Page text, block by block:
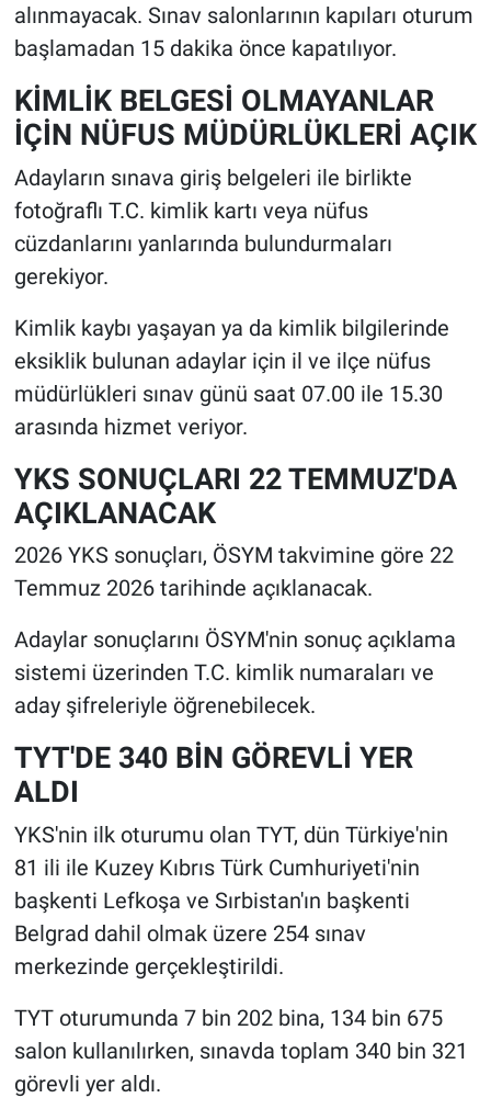
alınmayacak. Sınav salonlarının kapıları oturum
başlamadan 15 dakika önce kapatılıyor.
KİMLİK BELGESİ OLMAYANLAR
İÇİN NÜFUS MÜDÜRLÜKLERİ AÇIK
Adayların sınava giriş belgeleri ile birlikte
fotoğraflı T.C. kimlik kartı veya nüfus
cüzdanlarını yanlarında bulundurmaları
gerekiyor.
Kimlik kaybı yaşayan ya da kimlik bilgilerinde
eksiklik bulunan adaylar için il ve ilçe nüfus
müdürlükleri sınav günü saat 07.00 ile 15.30
arasında hizmet veriyor.
YKS SONUÇLARI 22 TEMMUZ'DA
AÇIKLANACAK
2026 YKS sonuçları, ÖSYM takvimine göre 22
Temmuz 2026 tarihinde açıklanacak.
Adaylar sonuçlarını ÖSYM'nin sonuç açıklama
sistemi üzerinden T.C. kimlik numaraları ve
aday şifreleriyle öğrenebilecek.
TYT'DE 340 BİN GÖREVLİ YER
ALDI
YKS'nin ilk oturumu olan TYT, dün Türkiye'nin
81 ili ile Kuzey Kıbrıs Türk Cumhuriyeti'nin
başkenti Lefkoşa ve Sırbistan'ın başkenti
Belgrad dahil olmak üzere 254 sınav
merkezinde gerçekleştirildi.
TYT oturumunda 7 bin 202 bina, 134 bin 675
salon kullanılırken, sınavda toplam 340 bin 321
görevli yer aldı.